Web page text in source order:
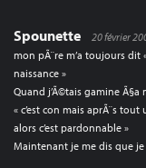
Spounette
20 février
mon pÃ¨re m’a toujours
naissance »
Quand j’Ã©tais gamine
« c’est con mais aprÃ¨s
alors c’est pardonnable »
Maintenant je me dis que